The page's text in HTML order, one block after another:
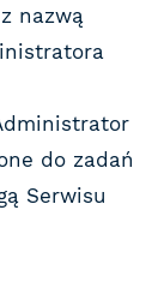
nazwą
do zadań
Serwisu